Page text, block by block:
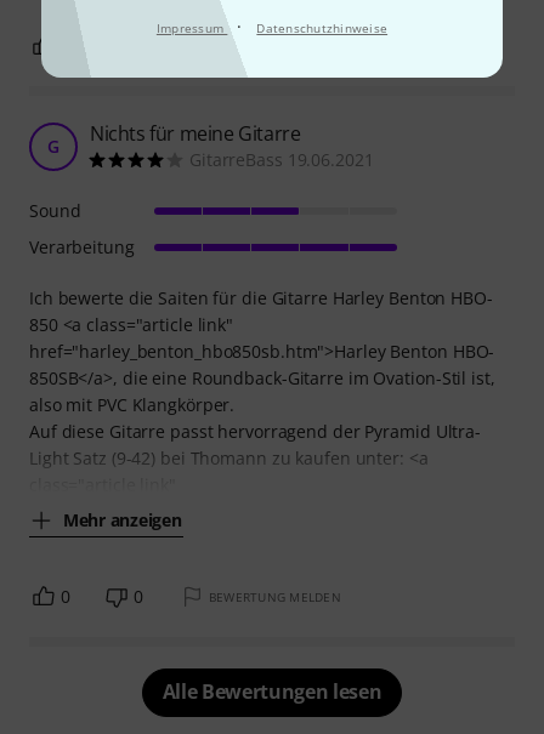
Impressum · Datenschutzhinweise
BEWERTUNG MELDEN
G Nichts für meine Gitarre
GitarreBass 19.06.2021
Ich bewerte die Saiten für die Gitarre Harley Benton HBO-
850 <a class="article link"
href="harley_benton_hbo850sb.htm">Harley Benton HBO-
850SB</a>, die eine Roundback-Gitarre im Ovation-Stil ist,
also mit PVC Klangkörper.
Auf diese Gitarre passt hervorragend der Pyramid Ultra-
Light Satz (9-42) bei Thomann zu kaufen unter: <a
Mehr anzeigen
Sound
Verarbeitung
0 0 BEWERTUNG MELDEN
Alle Bewertungen lesen